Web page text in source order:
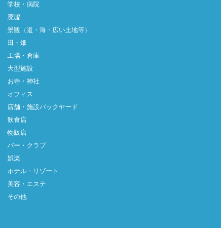
学校・病院
廃墟
景観（道・海・広い土地等）
田・畑
工場・倉庫
大型施設
お寺・神社
オフィス
店舗・施設バックヤード
飲食店
物販店
バー・クラブ
娯楽
ホテル・リゾート
美容・エステ
その他